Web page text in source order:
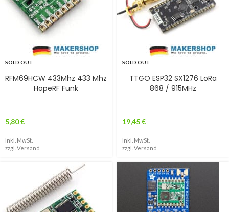
SOLD OUT
RFM69HCW 433Mhz 433 Mhz
HopeRF Funk
5,80€
Inkl. MwSt.
zzgl. Versand
SOLD OUT
TTGO ESP32 SX1276 LoRa
868 / 915MHz
19,45€
Inkl. MwSt.
zzgl. Versand